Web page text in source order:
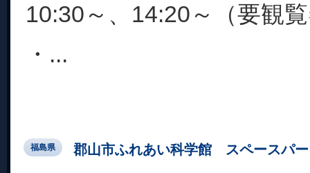
10:30～、14:20～（要観
・...
福島県 郡山市ふれあい科学館 スペースパ